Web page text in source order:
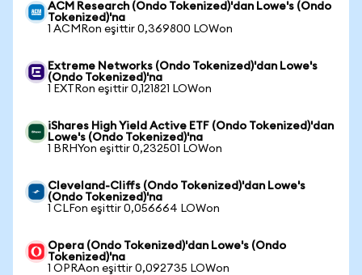
ACM Research (Ondo Tokenized)'dan Lowe's (Ondo
Tokenized)'na
1 ACMRon eşittir 0,369800 LOWon
Extreme Networks (Ondo Tokenized)'dan Lowe's
(Ondo Tokenized)'na
1 EXTRon eşittir 0,121821 LOWon
iShares High Yield Active ETF (Ondo Tokenized)'dan
Lowe's (Ondo Tokenized)'na
1 BRHYon eşittir 0,232501 LOWon
Cleveland-Cliffs (Ondo Tokenized)'dan Lowe's
(Ondo Tokenized)'na
1 CLFon eşittir 0,056664 LOWon
Opera (Ondo Tokenized)'dan Lowe's (Ondo
Tokenized)'na
1 OPRAon eşittir 0,092735 LOWon